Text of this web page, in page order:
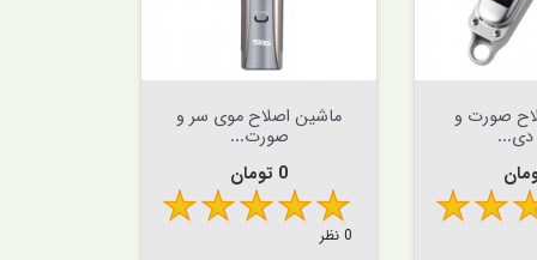
صورت و
دی...
ماشین اصلاح موی سر و
صورت...
قیمت
0 تومان
0 نظر